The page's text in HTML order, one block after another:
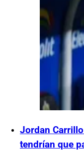
Jordan
tendrían que